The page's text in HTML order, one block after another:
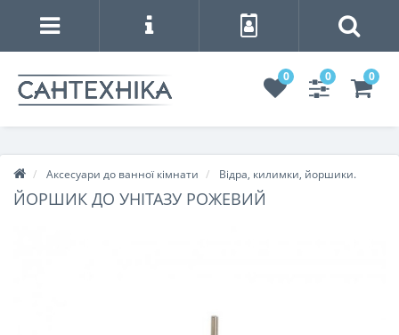
0 0 0
Аксесуари до ванної кімнати Відра, килимки, йоршики.
ЙОРШИК ДО УНІТАЗУ РОЖЕВИЙ